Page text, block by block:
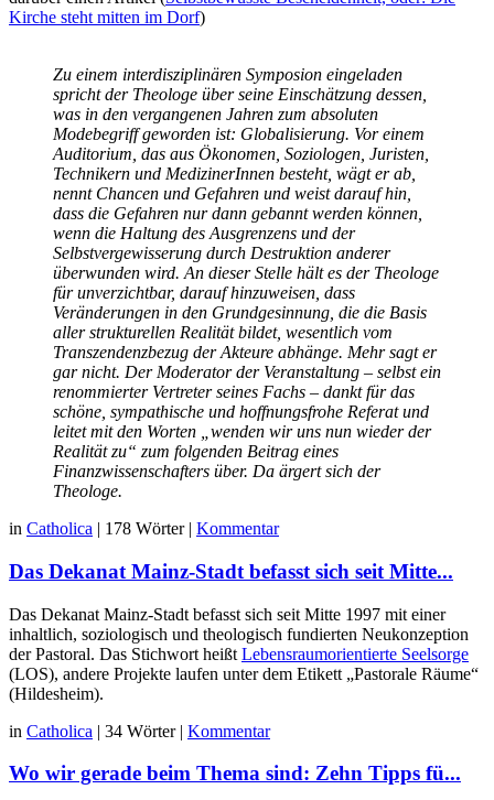
Kirche steht mitten im Dorf)
Zu einem interdisziplinären Symposion eingeladen
spricht der Theologe über seine Einschätzung dessen,
was in den vergangenen Jahren zum absoluten
Modebegriff geworden ist: Globalisierung. Vor einem
Auditorium, das aus Ökonomen, Soziologen, Juristen,
Technikern und MedizinerInnen besteht, wägt er ab,
nennt Chancen und Gefahren und weist darauf hin,
dass die Gefahren nur dann gebannt werden können,
wenn die Haltung des Ausgrenzens und der
Selbstvergewisserung durch Destruktion anderer
überwunden wird. An dieser Stelle hält es der Theologe
für unverzichtbar, darauf hinzuweisen, dass
Veränderungen in den Grundgesinnung, die die Basis
aller strukturellen Realität bildet, wesentlich vom
Transzendenzbezug der Akteure abhänge. Mehr sagt er
gar nicht. Der Moderator der Veranstaltung – selbst ein
renommierter Vertreter seines Fachs – dankt für das
schöne, sympathische und hoffnungsfrohe Referat und
leitet mit den Worten „wenden wir uns nun wieder der
Realität zu“ zum folgenden Beitrag eines
Finanzwissenschafters über. Da ärgert sich der
Theologe.
in Catholica | 178 Wörter | Kommentar
Das Dekanat Mainz-Stadt befasst sich seit Mitte...
Das Dekanat Mainz-Stadt befasst sich seit Mitte 1997 mit einer
inhaltlich, soziologisch und theologisch fundierten Neukonzeption
der Pastoral. Das Stichwort heißt Lebensraumorientierte Seelsorge
(LOS), andere Projekte laufen unter dem Etikett „Pastorale Räume“
(Hildesheim).
in Catholica | 34 Wörter | Kommentar
Wo wir gerade beim Thema sind: Zehn Tipps fü...